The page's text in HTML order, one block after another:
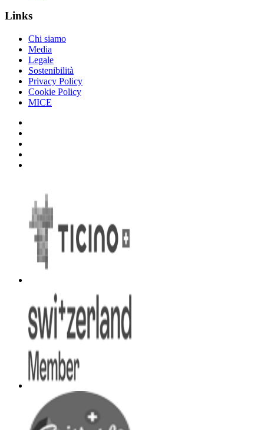
Links
Chi siamo
Media
Legale
Sostenibilità
Privacy Policy
Cookie Policy
MICE